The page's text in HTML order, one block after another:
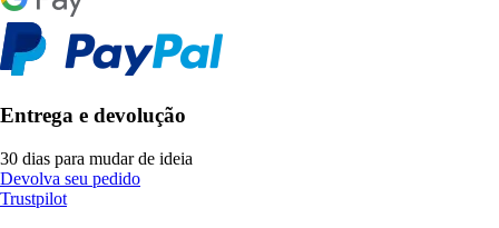
Entrega e devolução
30 dias para mudar de ideia
Devolva seu pedido
Trustpilot